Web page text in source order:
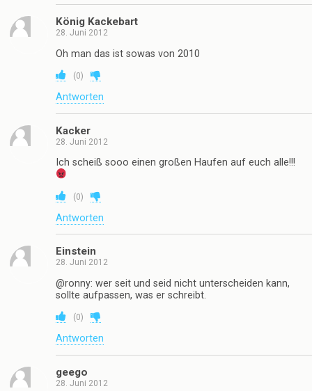
König Kackebart
28. Juni 2012
Oh man das ist sowas von 2010
(0)
Antworten
Kacker
28. Juni 2012
Ich scheiß sooo einen großen Haufen auf euch alle!!!
(0)
Antworten
Einstein
28. Juni 2012
@ronny: wer seit und seid nicht unterscheiden kann,
sollte aufpassen, was er schreibt.
(0)
Antworten
geego
28. Juni 2012